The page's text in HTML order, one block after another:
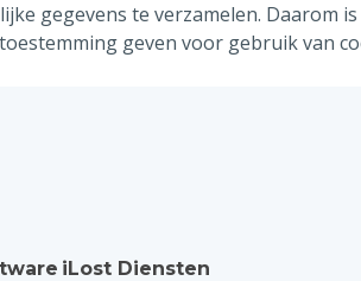
gegevens te verzamelen. Daarom
geven voor gebruik van
iLost Diensten